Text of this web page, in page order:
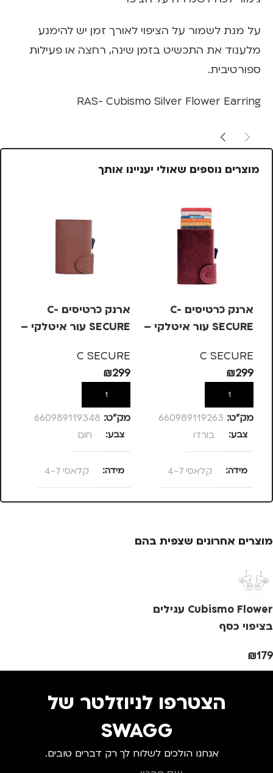
על מנת לשמור על הציפוי לאורך זמן יש להימנע
מלענוד את התכשיט בזמן שינה, רחצה או פעילות
ספורטיבית.
RAS- Cubismo Silver Flower Earring
מוצרים נוספים שאולי יעניינו אותך
ארנק כרטיסים C-
SECURE עור איטלקי –
C SECURE
₪299
הוספה לסל
מק”ט: 660989119263
צבע בורדו
מידה קלאסי 4-7
מותגים C SECURE
ארנק כרטיסים C-
SECURE עור איטלקי –
C SECURE
₪299
הוספה לסל
מק”ט: 660989119348
צבע חום
מידה קלאסי 4-7
מותגים C SECURE
מוצרים אחרונים שצפית בהם
Cubismo Flower עגילים
בציפוי כסף
₪179
הצטרפו לניוזלטר של
SWAGG
אנחנו הולכים לשלוח לך רק דברים טובים.